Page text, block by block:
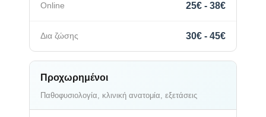
25€ - 38€
30€ - 45€
Προχωρημένοι
Παθοφυσιολογία, κλινική ανατομία, εξετάσεις